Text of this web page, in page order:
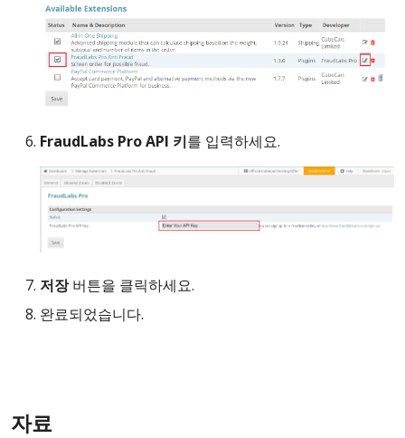
FraudLabs Pro API 키를 입력하세요.
저장버튼을 클릭하세요.
완료되었습니다.
자료